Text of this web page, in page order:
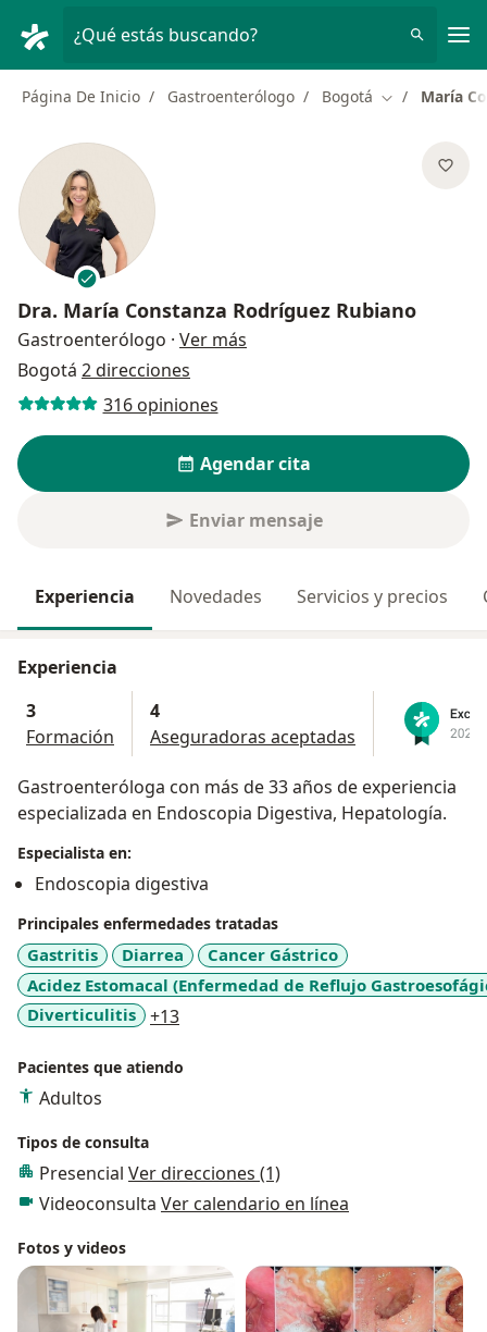
¿Qué estás buscando?
Página De Inicio Gastroenterólogo Bogotá Cambiar de
María
Dra. María Constanza Rodríguez Rubiano
Gastroenterólogo · Ver más
Bogotá 2 direcciones
316 opiniones
Agendar cita
Enviar mensaje
Experiencia Novedades Servicios y precios
Experiencia
3
Formación
4
Aseguradoras aceptadas
Gastroenteróloga con más de 33 años de experiencia
especializada en Endoscopia Digestiva, Hepatología.
Especialista en:
Endoscopia digestiva
Principales enfermedades tratadas
Gastritis Diarrea
Cancer Gástrico
Acidez Estomacal (Enfermedad de Reflujo
Diverticulitis
+13a11y_sr_more_diseases
Pacientes que atiendo
Adultos
Tipos de consulta
Presencial Ver direcciones (1)
Videoconsulta Ver calendario en línea
Fotos y videos